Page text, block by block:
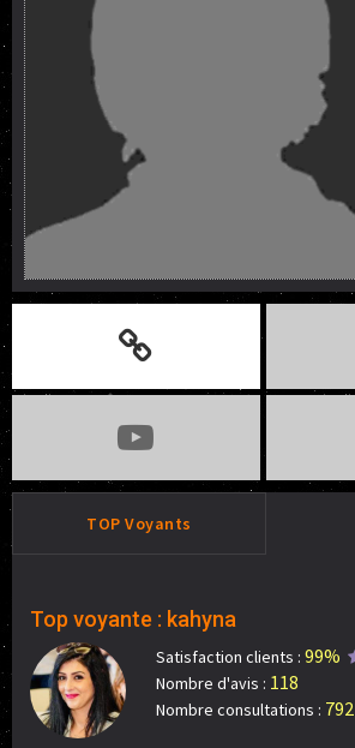
TOP Voyants
Top voyante : kahyna
Satisfaction clients : 99%
Nombre d'avis : 118
Nombre consultations : 792